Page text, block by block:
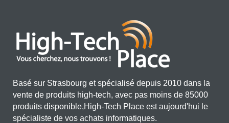
Basé sur Strasbourg et spécialisé depuis 2010 dans la
vente de produits high-tech, avec pas moins de 85000
produits disponible,High-Tech Place est aujourd'hui le
spécialiste de vos achats informatiques.